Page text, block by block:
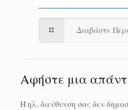
Διαβάστε
Αφήστε μια
Η ηλ. διεύθυνση σας δεν